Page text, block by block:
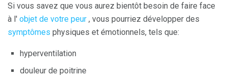
Si vous savez que vous aurez bientôt besoin de faire face
à l' objet de votre peur , vous pourriez développer des
symptômes physiques et émotionnels, tels que:
hyperventilation
douleur de poitrine